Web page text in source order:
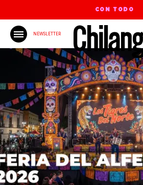
CON TODO
NEWSLETTER